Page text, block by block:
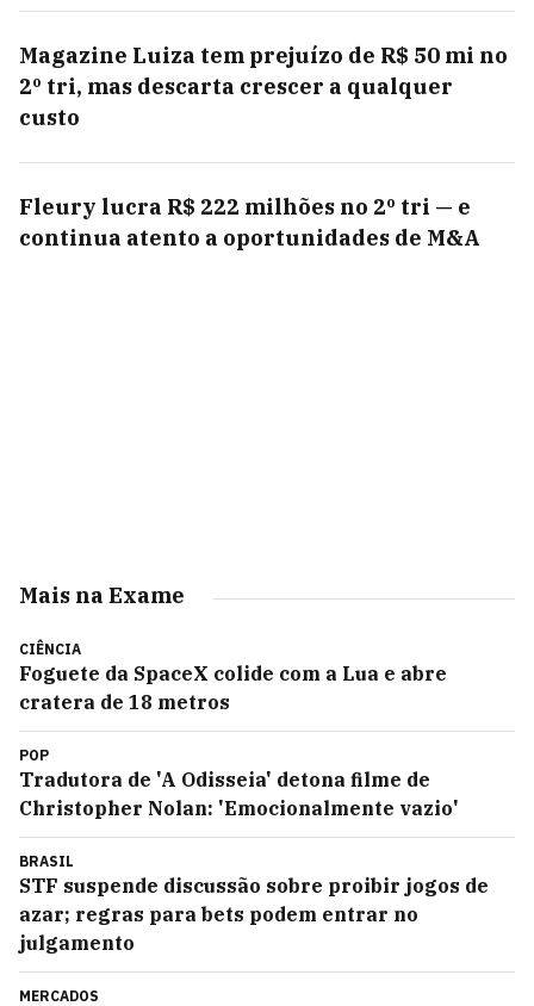
Magazine Luiza tem prejuízo de R$ 50 mi no
2º tri, mas descarta crescer a qualquer
custo
Fleury lucra R$ 222 milhões no 2º tri — e
continua atento a oportunidades de M&A
Mais na Exame
CIÊNCIA
Foguete da SpaceX colide com a Lua e abre
cratera de 18 metros
POP
Tradutora de 'A Odisseia' detona filme de
Christopher Nolan: 'Emocionalmente vazio'
BRASIL
STF suspende discussão sobre proibir jogos de
azar; regras para bets podem entrar no
julgamento
MERCADOS